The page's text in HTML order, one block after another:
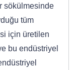
sökülmesinde
tüm
için üretilen
bu endüstriyel